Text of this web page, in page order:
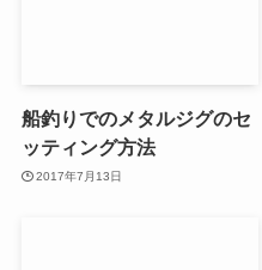
船釣りでのメタルジグのセ
ッティング方法
2017年7月13日